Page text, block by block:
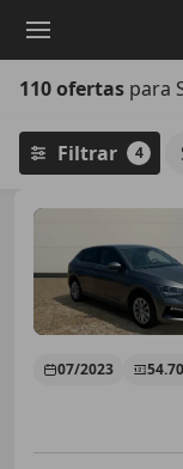
principal
110 ofertas para
Filtrar 4
07/2023